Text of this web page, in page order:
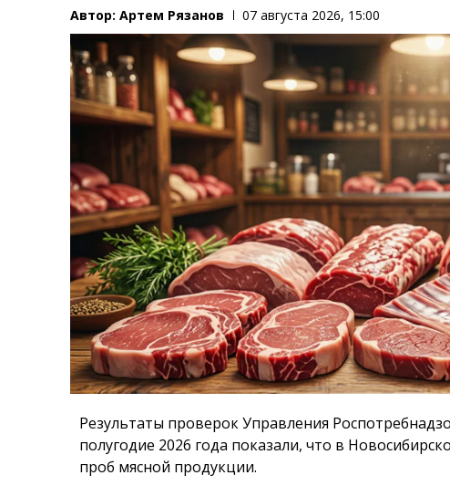
Автор:Артем Рязанов 07 августа 2026, 15:00
Результаты проверок Управления
полугодие 2026 года показали, что в
проб мясной продукции.